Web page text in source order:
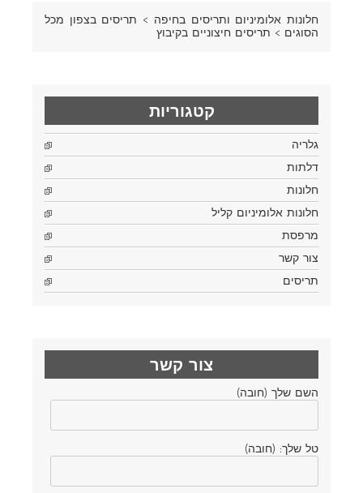
חלונות אלומיניום ותריסים בחיפה > תריסים בצפון מכל
הסוגים > תריסים חיצוניים בקיבוץ
קטגוריות
גלריה
דלתות
חלונות
חלונות אלומיניום קליל
מרפסת
צור קשר
תריסים
צור קשר
השם שלך (חובה)
טל שלך: (חובה)